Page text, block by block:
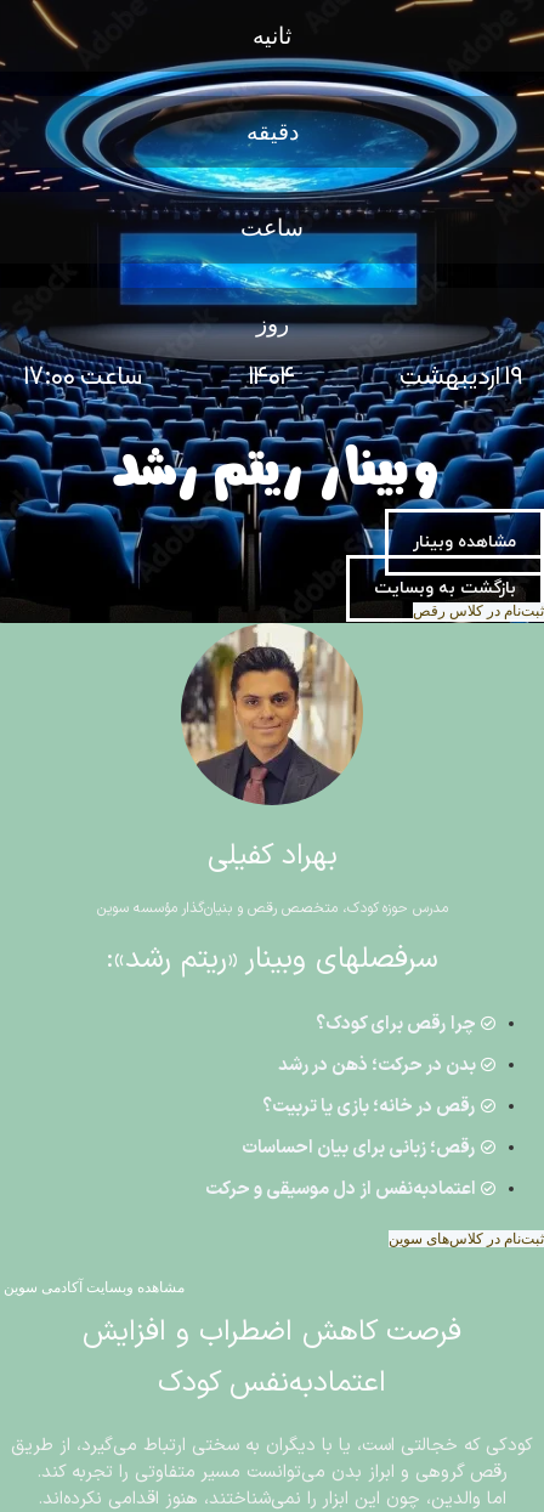
ثانیه
دقیقه
ساعت‌
روز
19 اردیبهشت 1404 ساعت 17:00
وبینار ریتم رشد
مشاهده وبینار
بازگشت به وبسایت
ثبت‌نام در کلاس رقص
بهراد کفیلی
مدرس حوزه کودک، متخصص رقص و بنیان‌گذار مؤسسه سوین
سرفصلهای وبینار «ریتم رشد»:
چرا رقص برای کودک؟
بدن در حرکت؛ ذهن در رشد
رقص در خانه؛ بازی یا تربیت؟
رقص؛ زبانی برای بیان احساسات
اعتمادبه‌نفس از دل موسیقی و حرکت
ثبت‌نام در کلاس‌های سوین
مشاهده وبسایت آکادمی سوین
فرصت کاهش اضطراب و افزایش
اعتمادبه‌نفس کودک
کودکی که خجالتی است، یا با دیگران به سختی ارتباط می‌گیرد، از طریق
رقص گروهی و ابراز بدن می‌توانست مسیر متفاوتی را تجربه کند.
اما والدین، چون این ابزار را نمی‌شناختند، هنوز اقدامی نکرده‌اند.